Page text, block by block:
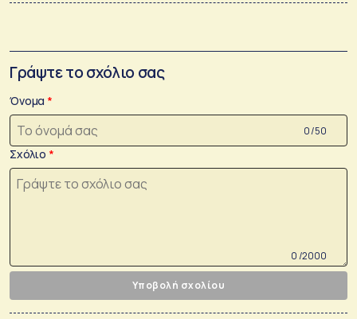
Γράψτε το σχόλιο σας
Όνομα
0 /50
Σχόλιο
0 /2000
Υποβολή σχολίου